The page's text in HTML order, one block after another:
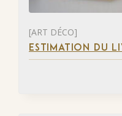
[ART DÉCO]
ESTIMATION DU